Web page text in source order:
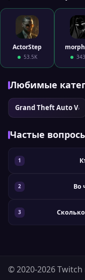
ActorStep
53.5K
Любимые
Grand Theft Auto V›
Частые
Во
© 2020-2026